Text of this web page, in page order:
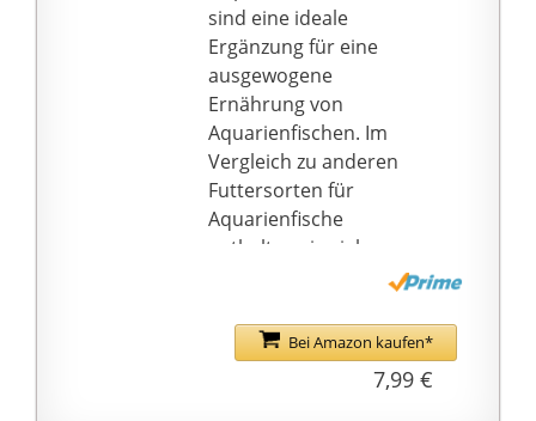
sind eine ideale
Ergänzung für eine
ausgewogene
Ernährung von
Aquarienfischen. Im
Vergleich zu anderen
Futtersorten für
Aquarienfische
enthalten sie viele
Vitamine, Mineralstoffe,
Omega-3 & Omega-6.
Das macht Wasserflöhe
zu einem täglichen
Bei Amazon kaufen*
7,99 €